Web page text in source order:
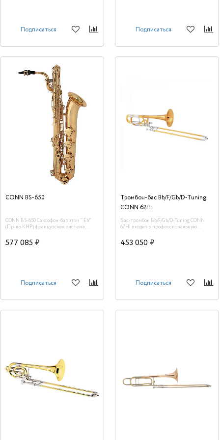
Подписаться
В комплекте - мундштук и кейс на
Подписаться
CONN BS-650
CONN BS-650 Саксофон-баритон " Eb"
(Пр-во КНР) французская система,
медь, покрытие-прозрачный лак,
подушки PISONI, мундштук, облегченный
577 085 ₽
Подписаться
Тромбон-бас Bb/F/Gb/D-Tuning
CONN 62HI
Бас-тромбон Bb/F/Gb/D-Tuning CONN
62HI входит в профессиональную
тембром. Благодаря покрытию
прозрачным лаком звучание
453 050 ₽
Подписаться